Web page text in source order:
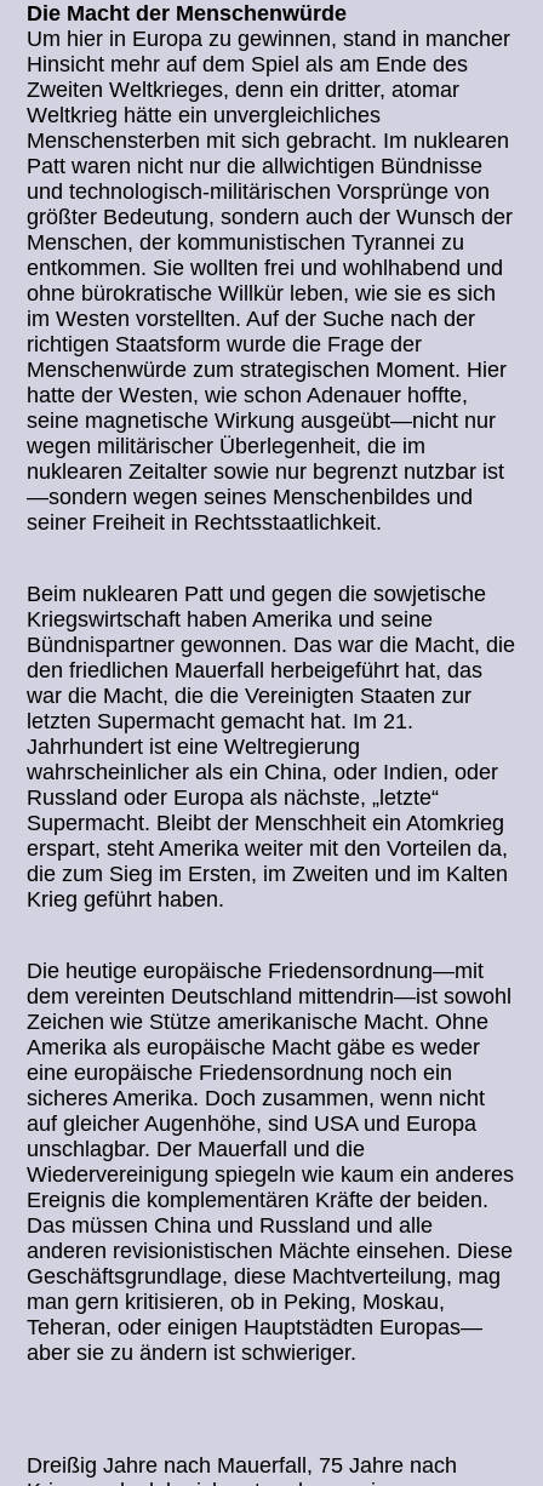
Die Macht der Menschenwürde
Um hier in Europa zu gewinnen, stand in mancher
Hinsicht mehr auf dem Spiel als am Ende des
Zweiten Weltkrieges, denn ein dritter, atomar
Weltkrieg hätte ein unvergleichliches
Menschensterben mit sich gebracht. Im nuklearen
Patt waren nicht nur die allwichtigen Bündnisse
und technologisch-militärischen Vorsprünge von
größter Bedeutung, sondern auch der Wunsch der
Menschen, der kommunistischen Tyrannei zu
entkommen. Sie wollten frei und wohlhabend und
ohne bürokratische Willkür leben, wie sie es sich
im Westen vorstellten. Auf der Suche nach der
richtigen Staatsform wurde die Frage der
Menschenwürde zum strategischen Moment. Hier
hatte der Westen, wie schon Adenauer hoffte,
seine magnetische Wirkung ausgeübt—nicht nur
wegen militärischer Überlegenheit, die im
nuklearen Zeitalter sowie nur begrenzt nutzbar ist
—sondern wegen seines Menschenbildes und
seiner Freiheit in Rechtsstaatlichkeit.
Beim nuklearen Patt und gegen die sowjetische
Kriegswirtschaft haben Amerika und seine
Bündnispartner gewonnen. Das war die Macht, die
den friedlichen Mauerfall herbeigeführt hat, das
war die Macht, die die Vereinigten Staaten zur
letzten Supermacht gemacht hat. Im 21.
Jahrhundert ist eine Weltregierung
wahrscheinlicher als ein China, oder Indien, oder
Russland oder Europa als nächste, „letzte“
Supermacht. Bleibt der Menschheit ein Atomkrieg
erspart, steht Amerika weiter mit den Vorteilen da,
die zum Sieg im Ersten, im Zweiten und im Kalten
Krieg geführt haben.
Die heutige europäische Friedensordnung—mit
dem vereinten Deutschland mittendrin—ist sowohl
Zeichen wie Stütze amerikanische Macht. Ohne
Amerika als europäische Macht gäbe es weder
eine europäische Friedensordnung noch ein
sicheres Amerika. Doch zusammen, wenn nicht
auf gleicher Augenhöhe, sind USA und Europa
unschlagbar. Der Mauerfall und die
Wiedervereinigung spiegeln wie kaum ein anderes
Ereignis die komplementären Kräfte der beiden.
Das müssen China und Russland und alle
anderen revisionistischen Mächte einsehen. Diese
Geschäftsgrundlage, diese Machtverteilung, mag
man gern kritisieren, ob in Peking, Moskau,
Teheran, oder einigen Hauptstädten Europas—
aber sie zu ändern ist schwieriger.
Dreißig Jahre nach Mauerfall, 75 Jahre nach